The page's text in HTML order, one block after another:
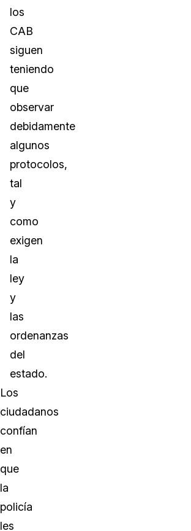
los
CAB
siguen
teniendo
que
observar
debidamente
algunos
protocolos,
tal
y
como
exigen
la
ley
y
las
ordenanzas
del
estado.
Los
ciudadanos
confían
en
que
la
policía
les